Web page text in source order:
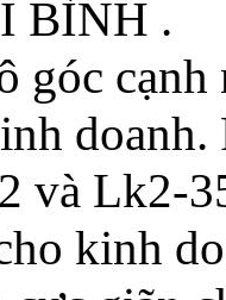
BÌNH .
góc cạnh
doanh.
và Lk2-
kinh